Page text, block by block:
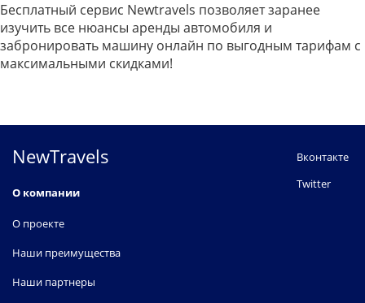
Бесплатный сервис Newtravels позволяет заранее
изучить все нюансы аренды автомобиля и
забронировать машину онлайн по выгодным тарифам с
максимальными скидками!
NewTravels
О компании
О проекте
Наши преимущества
Наши партнеры
Вконтакте
Twitter